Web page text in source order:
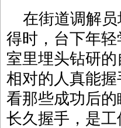
在街道调解
得时，台下年
室里埋头钻研
相对的人真能
看那些成功后
长久握手，是